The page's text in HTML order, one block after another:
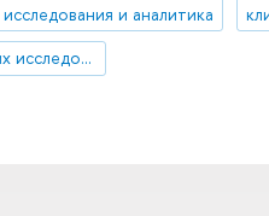
исследования и аналитика
Институт статистических исследований и экономики знаний